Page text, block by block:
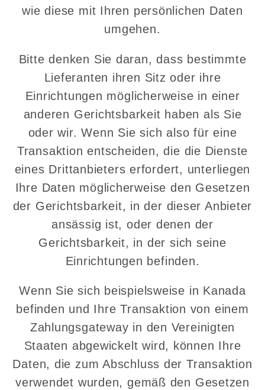
wie diese mit Ihren persönlichen Daten
umgehen.
Bitte denken Sie daran, dass bestimmte
Lieferanten ihren Sitz oder ihre
Einrichtungen möglicherweise in einer
anderen Gerichtsbarkeit haben als Sie
oder wir. Wenn Sie sich also für eine
Transaktion entscheiden, die die Dienste
eines Drittanbieters erfordert, unterliegen
Ihre Daten möglicherweise den Gesetzen
der Gerichtsbarkeit, in der dieser Anbieter
ansässig ist, oder denen der
Gerichtsbarkeit, in der sich seine
Einrichtungen befinden.
Wenn Sie sich beispielsweise in Kanada
befinden und Ihre Transaktion von einem
Zahlungsgateway in den Vereinigten
Staaten abgewickelt wird, können Ihre
Daten, die zum Abschluss der Transaktion
verwendet wurden, gemäß den Gesetzen